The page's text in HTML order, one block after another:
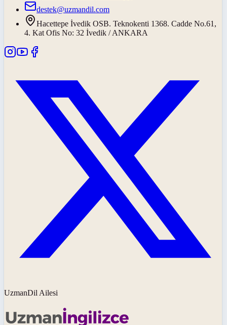
destek@uzmandil.com
Hacettepe İvedik OSB. Teknokenti 1368. Cadde No.61,
4. Kat Ofis No: 32 İvedik / ANKARA
UzmanDil Ailesi